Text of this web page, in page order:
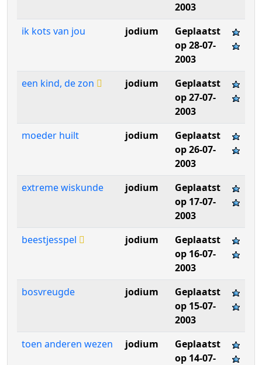
2003
ik kots van jou
jodium
Geplaatst
op 28-07-
2003
een kind, de zon
jodium
Geplaatst
op 27-07-
2003
moeder huilt
jodium
Geplaatst
op 26-07-
2003
extreme wiskunde
jodium
Geplaatst
op 17-07-
2003
beestjesspel
jodium
Geplaatst
op 16-07-
2003
bosvreugde
jodium
Geplaatst
op 15-07-
2003
toen anderen wezen
jodium
Geplaatst
op 14-07-